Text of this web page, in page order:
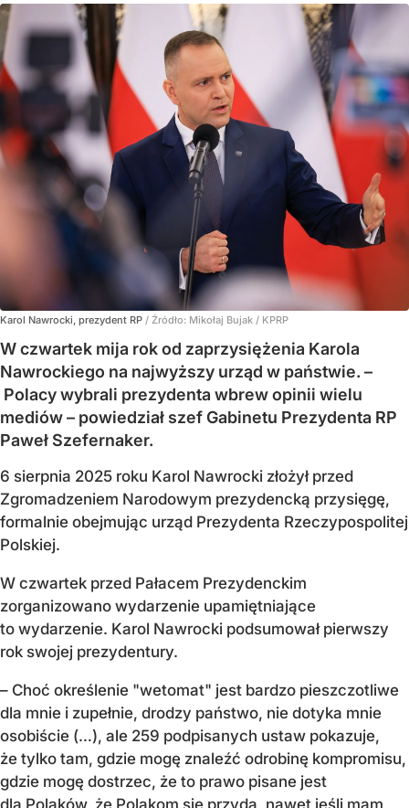
Karol Nawrocki, prezydent RP / Źródło: Mikołaj Bujak / KPRP
W czwartek mija rok od zaprzysiężenia Karola
Nawrockiego na najwyższy urząd w państwie. –
Polacy wybrali prezydenta wbrew opinii wielu
mediów – powiedział szef Gabinetu Prezydenta RP
Paweł Szefernaker.
6 sierpnia 2025 roku Karol Nawrocki złożył przed
Zgromadzeniem Narodowym prezydencką przysięgę,
formalnie obejmując urząd Prezydenta Rzeczypospolitej
Polskiej.
W czwartek przed Pałacem Prezydenckim
zorganizowano wydarzenie upamiętniające
to wydarzenie. Karol Nawrocki podsumował pierwszy
rok swojej prezydentury.
– Choć określenie "wetomat" jest bardzo pieszczotliwe
dla mnie i zupełnie, drodzy państwo, nie dotyka mnie
osobiście (…), ale 259 podpisanych ustaw pokazuje,
że tylko tam, gdzie mogę znaleźć odrobinę kompromisu,
gdzie mogę dostrzec, że to prawo pisane jest